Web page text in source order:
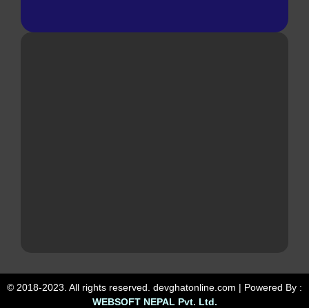
© 2018-2023. All rights reserved. devghatonline.com | Powered By :
WEBSOFT NEPAL Pvt. Ltd.